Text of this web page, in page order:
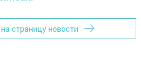
страницу новости